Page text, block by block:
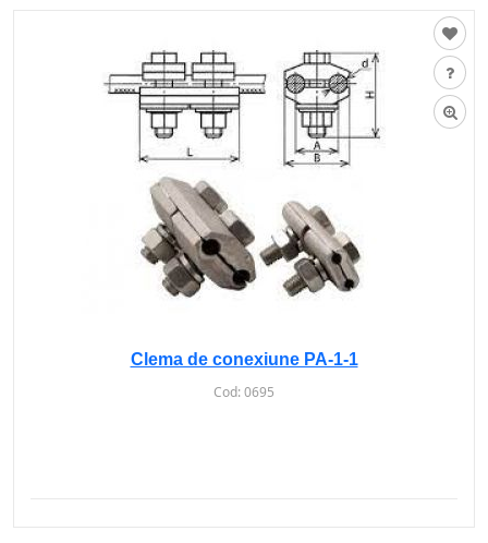
Clema de conexiune PA-1-1
Cod:0695